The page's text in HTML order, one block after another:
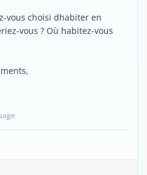
vous choisi dhabiter en
vous ? Où habitez-vous